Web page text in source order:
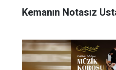
Kemanın Notasız